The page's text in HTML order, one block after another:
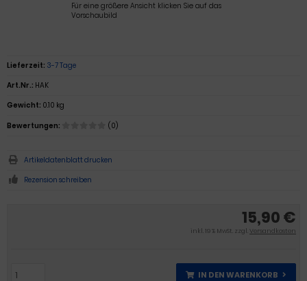
Für eine größere Ansicht klicken Sie auf das
Vorschaubild
15,90 €
inkl. 19 % MwSt. zzgl.Versandkosten
IN DEN WARENKORB
Lieferzeit: 3-7 Tage
Art.Nr.: HAK
Gewicht: 0.10 kg
Bewertungen:
(0)
Artikeldatenblatt drucken
Rezension schreiben